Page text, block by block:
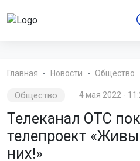
Главная Новости Общество
Общество 4 мая 2022 -
Телеканал ОТС
телепроект
них!»